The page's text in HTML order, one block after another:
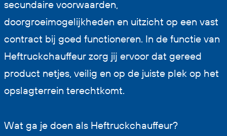
secundaire voorwaarden,
doorgroeimogelijkheden en uitzicht op een vast
contract bij goed functioneren. In de functie van
Heftruckchauffeur zorg jij ervoor dat gereed
product netjes, veilig en op de juiste plek op het
opslagterrein terechtkomt.
Wat ga je doen als Heftruckchauffeur?